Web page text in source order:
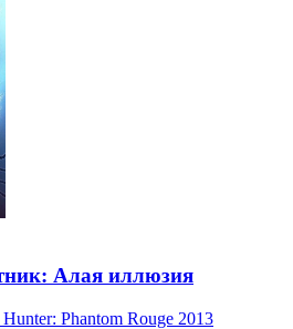
Алая иллюзия
Phantom Rouge 2013